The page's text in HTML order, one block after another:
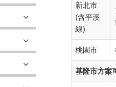
新北市
(含平溪
線)
桃園市
基隆市方案